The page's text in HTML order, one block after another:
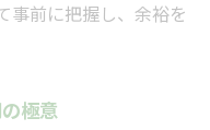
事前に把握し、余裕を
極意